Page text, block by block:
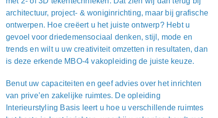
architectuur, project- & woniginrichting, maar bij grafische
ontwerpen. Hoe creëert u het juiste ontwerp? Hebt u
gevoel voor driedemensociaal denken, stijl, mode en
trends en wilt u uw creativiteit omzetten in resultaten, dan
is deze erkende MBO-4 vakopleiding de juiste keuze.
Benut uw capaciteiten en geef advies over het inrichten
van prive’en zakelijke ruimtes. De opleiding
Interieurstyling Basis leert u hoe u verschillende ruimtes